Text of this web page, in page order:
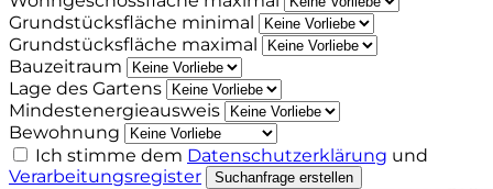
Grundstücksfläche minimal
Grundstücksfläche maximal
Bauzeitraum
Lage des Gartens
Mindestenergieausweis
Bewohnung
Ich stimme dem Datenschutzerklärung und
Verarbeitungsregister
Suchanfrage erstellen